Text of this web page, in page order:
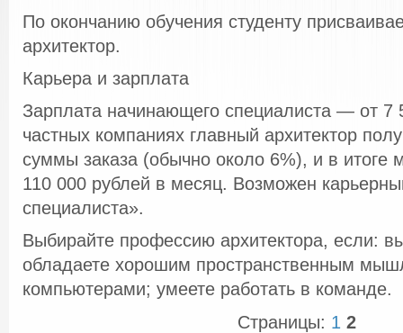
По окончанию обучения студенту
архитектор.
Карьера и зарплата
Зарплата начинающего специалиста — от 7
частных компаниях главный архитектор
суммы заказа (обычно около 6%), и в итоге
110 000 рублей в месяц. Возможен
специалиста».
Выбирайте профессию архитектора, если:
обладаете хорошим пространственным
компьютерами; умеете работать в команде.
Страницы: 1 2